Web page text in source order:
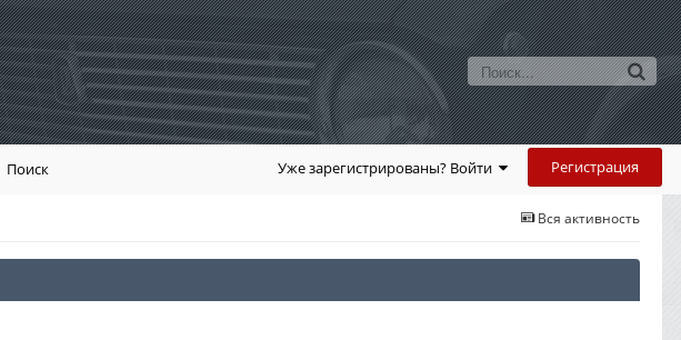
Уже зарегистрированы? Войти Регистрация
Поиск
Вся активность